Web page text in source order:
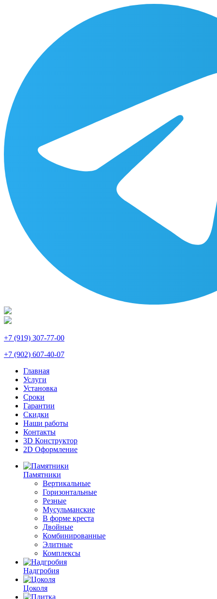
+7 (919) 307-77-00
+7 (902) 607-40-07
Главная
Услуги
Установка
Сроки
Гарантии
Скидки
Наши работы
Контакты
3D Конструктор
2D Оформление
Памятники
Вертикальные
Горизонтальные
Резные
Мусульманские
В форме креста
Двойные
Комбинированные
Элитные
Комплексы
Надгробия
Цоколя